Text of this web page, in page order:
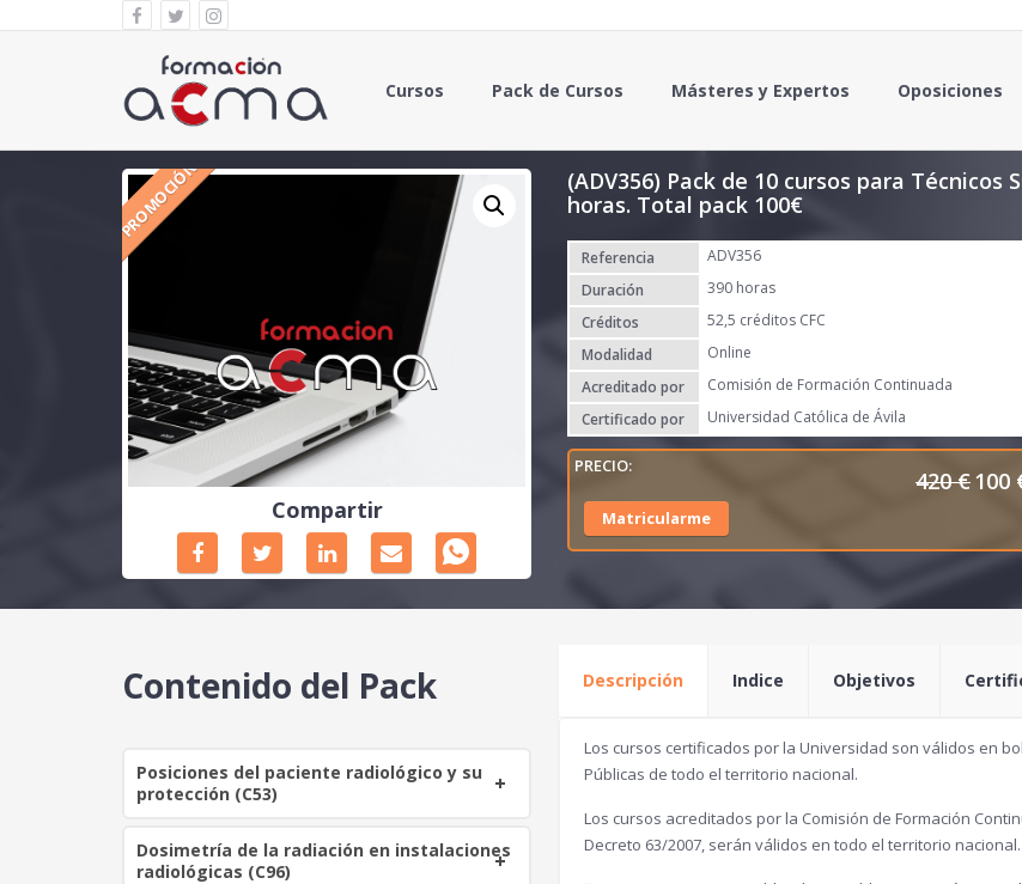
Cursos Pack de Cursos Másteres y Expertos Oposiciones
PROMOCIÓN
Compartir
(ADV356) Pack de 10 cursos para
horas. Total pack 100€
Referencia
ADV356
Duración
390 horas
Créditos
52,5 créditos CFC
Modalidad
Online
Acreditado por
Comisión de Formación Continuada
Certificado por
Universidad Católica de Ávila
420€ E
p
i
100
Matricularme
Contenido del Pack
Posiciones del paciente radiológico y su
protección (C53)
Dosimetría de la radiación en instalaciones
radiológicas (C96)
Descripción Indice Objetivos
Los cursos certificados por la Universidad son válidos en
Públicas de todo el territorio nacional.
Los cursos acreditados por la Comisión de Formación
Decreto 63/2007, serán válidos en todo el territorio nacional.